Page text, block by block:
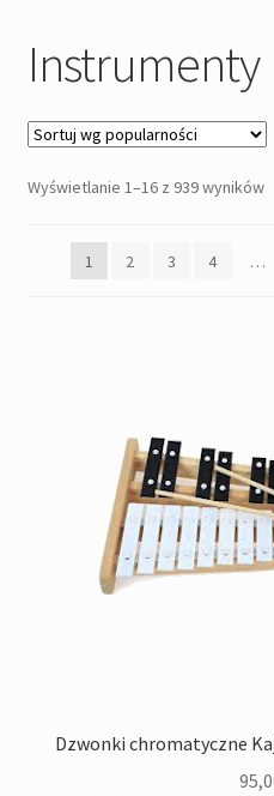
Kontakt
Instrumenty
Wyświetlanie 1–16 z 939 wyników
1
2 3 4 …
Dzwonki chromatyczne